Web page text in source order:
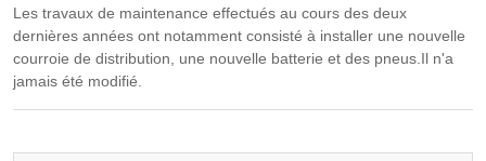
Les travaux de maintenance effectués au cours des deux
dernières années ont notamment consisté à installer une nouvelle
courroie de distribution, une nouvelle batterie et des pneus.Il n'a
jamais été modifié.